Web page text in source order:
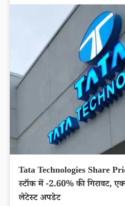
Tata Technologies Share
स्टॉक में -2.60% की गिरावट,
लेटेस्ट अपडेट